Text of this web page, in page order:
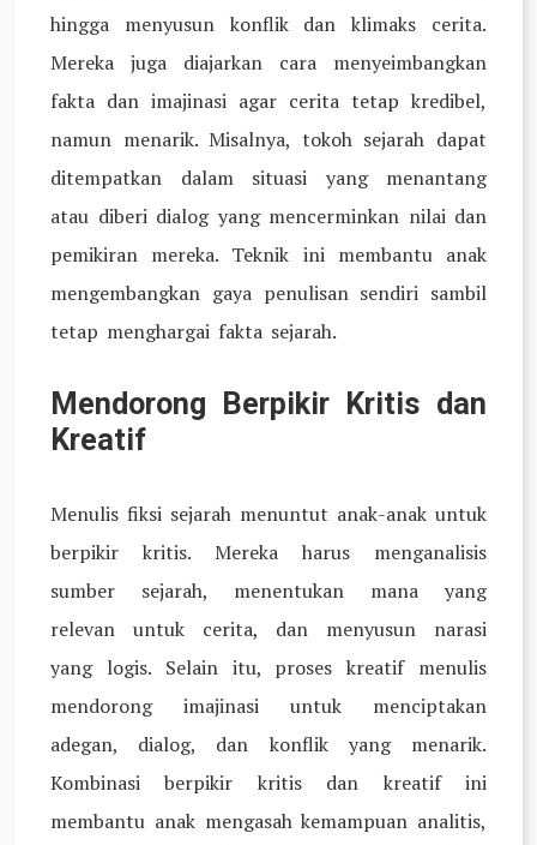
hingga menyusun konflik dan klimaks cerita.
Mereka juga diajarkan cara menyeimbangkan
fakta dan imajinasi agar cerita tetap kredibel,
namun menarik. Misalnya, tokoh sejarah dapat
ditempatkan dalam situasi yang menantang
atau diberi dialog yang mencerminkan nilai dan
pemikiran mereka. Teknik ini membantu anak
mengembangkan gaya penulisan sendiri sambil
tetap menghargai fakta sejarah.
Mendorong Berpikir Kritis dan
Kreatif
Menulis fiksi sejarah menuntut anak-anak untuk
berpikir kritis. Mereka harus menganalisis
sumber sejarah, menentukan mana yang
relevan untuk cerita, dan menyusun narasi
yang logis. Selain itu, proses kreatif menulis
mendorong imajinasi untuk menciptakan
adegan, dialog, dan konflik yang menarik.
Kombinasi berpikir kritis dan kreatif ini
membantu anak mengasah kemampuan analitis,